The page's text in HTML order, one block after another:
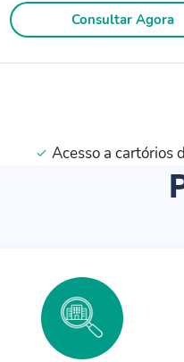
Consultar Agora
Acesso a cartórios